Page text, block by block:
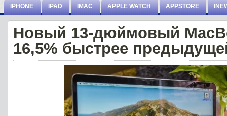
IPHONE IPAD IMAC APPLE WATCH APPSTORE
Новый 13-дюймовый
16,5% быстрее